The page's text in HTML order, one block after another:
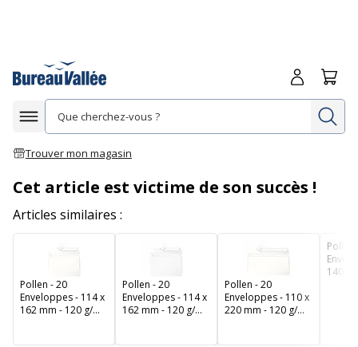
Afficher la navigation
Trouver mon magasin
Me
Cet article est victime de son succès !
Articles similaires :
Pollen - 20
Enveloppes - 114 x
162 mm - 120 g/m²
Pollen - 20
Enveloppes - 114 x
162 mm - 120 g/m²
Pollen - 20
Enveloppes - 110 x
220 mm - 120 g/m²
Pollen
140